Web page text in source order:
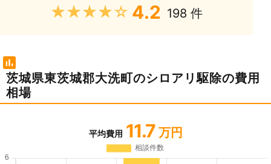
★★★★★ 4.2 198 件
茨城県東茨城郡大洗町のシロアリ駆除の費用
相場
平均費用 11.7 万円